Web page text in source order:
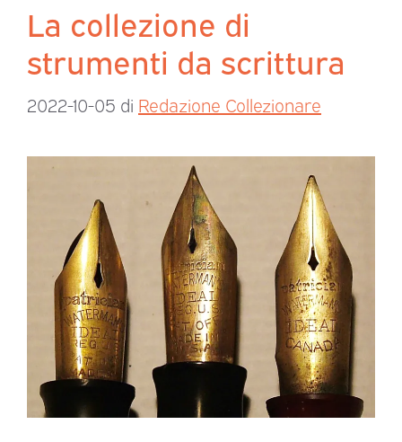
La collezione di
strumenti da scrittura
2022-10-05 di Redazione Collezionare